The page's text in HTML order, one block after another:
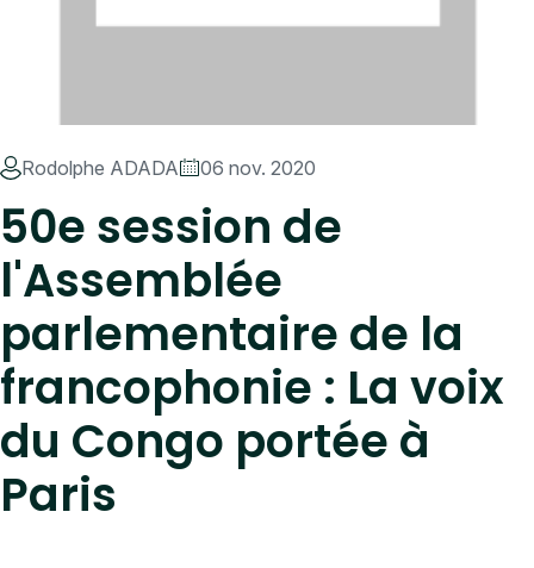
Rodolphe ADADA 06 nov. 2020
50e session de
l'Assemblée
parlementaire de la
francophonie : La voix
du Congo portée à
Paris